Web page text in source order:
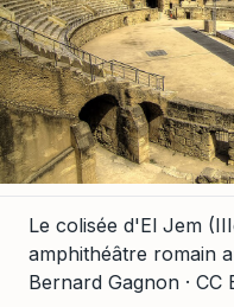
Le colisée d'El Jem
amphithéâtre romain
Bernard Gagnon · CC